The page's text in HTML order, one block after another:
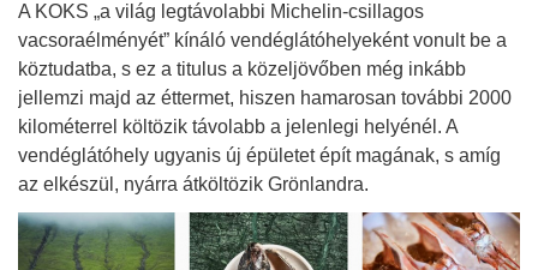
A KOKS „a világ legtávolabbi Michelin-csillagos
vacsoraélményét” kínáló vendéglátóhelyeként vonult be a
köztudatba, s ez a titulus a közeljövőben még inkább
jellemzi majd az éttermet, hiszen hamarosan további 2000
kilométerrel költözik távolabb a jelenlegi helyénél. A
vendéglátóhely ugyanis új épületet épít magának, s amíg
az elkészül, nyárra átköltözik Grönlandra.